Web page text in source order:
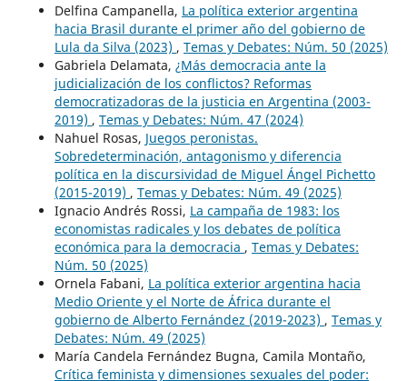
Delfina Campanella, La política exterior argentina
hacia Brasil durante el primer año del gobierno de
Lula da Silva (2023) , Temas y Debates: Núm. 50 (2025)
Gabriela Delamata, ¿Más democracia ante la
judicialización de los conflictos? Reformas
democratizadoras de la justicia en Argentina (2003-
2019) , Temas y Debates: Núm. 47 (2024)
Nahuel Rosas, Juegos peronistas.
Sobredeterminación, antagonismo y diferencia
política en la discursividad de Miguel Ángel Pichetto
(2015-2019) , Temas y Debates: Núm. 49 (2025)
Ignacio Andrés Rossi, La campaña de 1983: los
economistas radicales y los debates de política
económica para la democracia , Temas y Debates:
Núm. 50 (2025)
Ornela Fabani, La política exterior argentina hacia
Medio Oriente y el Norte de África durante el
gobierno de Alberto Fernández (2019-2023) , Temas y
Debates: Núm. 49 (2025)
María Candela Fernández Bugna, Camila Montaño,
Crítica feminista y dimensiones sexuales del poder: